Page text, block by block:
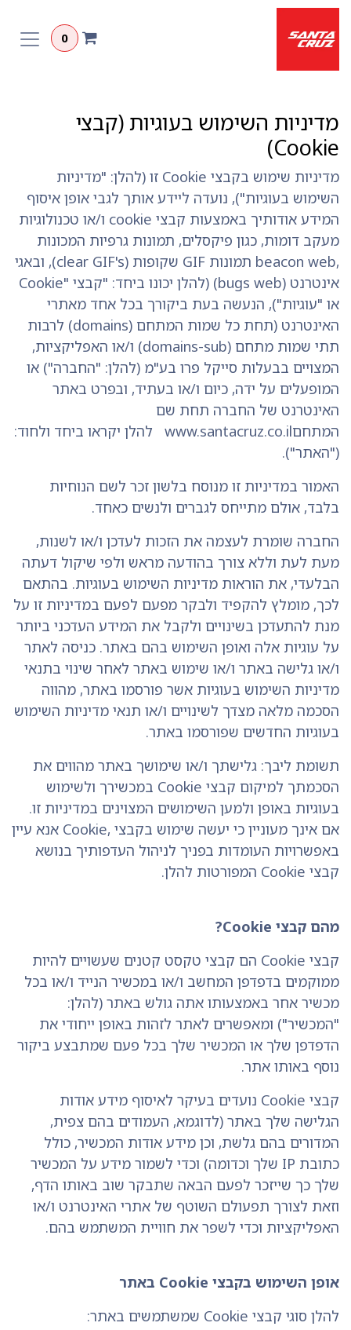
דלג לתוכן
0
מדיניות השימוש בעוגיות (קבצי
Cookie)
מדיניות שימוש בקבצי Cookie זו (להלן: "מדיניות
השימוש בעוגיות"), נועדה ליידע אותך לגבי אופן איסוף
המידע אודותיך באמצעות קבצי cookie ו/או טכנולוגיות
מעקב דומות, כגון פיקסלים, תמונות גרפיות המכונות
,beacon web תמונות GIF שקופות (clear GIF's), ובאגי
אינטרנט (bugs web) (להלן יכונו ביחד: "קבצי "Cookie
או "עוגיות"), הנעשה בעת ביקורך בכל אחד מאתרי
האינטרנט (תחת כל שמות המתחם (domains) לרבות
תתי שמות מתחם (domains-sub) ו/או האפליקציות,
המצויים בבעלות סייקל פרו בע"מ (להלן: "החברה") או
המופעלים על ידה, כיום ו/או בעתיד, ובפרט באתר
האינטרנט של החברה תחת שם
המתחםwww.santacruz.co.il להלן יקראו ביחד ולחוד:
("האתר").
האמור במדיניות זו מנוסח בלשון זכר לשם הנוחיות
בלבד, אולם מתייחס לגברים ולנשים כאחד.
החברה שומרת לעצמה את הזכות לעדכן ו/או לשנות,
מעת לעת וללא צורך בהודעה מראש ולפי שיקול דעתה
הבלעדי, את הוראות מדיניות השימוש בעוגיות. בהתאם
לכך, מומלץ להקפיד ולבקר מפעם לפעם במדיניות זו על
מנת להתעדכן בשינויים ולקבל את המידע העדכני ביותר
על עוגיות אלה ואופן השימוש בהם באתר. כניסה לאתר
ו/או גלישה באתר ו/או שימוש באתר לאחר שינוי בתנאי
מדיניות השימוש בעוגיות אשר פורסמו באתר, מהווה
הסכמה מלאה מצדך לשינויים ו/או תנאי מדיניות השימוש
בעוגיות החדשים שפורסמו באתר.
תשומת ליבך: גלישתך ו/או שימושך באתר מהווים את
הסכמתך למיקום קבצי Cookie במכשירך ולשימוש
בעוגיות באופן ולמען השימושים המצוינים במדיניות זו.
אם אינך מעוניין כי יעשה שימוש בקבצי ,Cookie אנא עיין
באפשרויות העומדות בפניך לניהול העדפותיך בנושא
קבצי Cookie המפורטות להלן.
מהם קבצי Cookie?
קבצי Cookie הם קבצי טקסט קטנים שעשויים להיות
ממוקמים בדפדפן המחשב ו/או במכשיר הנייד ו/או בכל
מכשיר אחר באמצעותו אתה גולש באתר (להלן:
"המכשיר") ומאפשרים לאתר לזהות באופן ייחודי את
הדפדפן שלך או המכשיר שלך בכל פעם שמתבצע ביקור
נוסף באותו אתר.
קבצי Cookie נועדים בעיקר לאיסוף מידע אודות
הגלישה שלך באתר (לדוגמא, העמודים בהם צפית,
המדורים בהם גלשת, וכן מידע אודות המכשיר, כולל
כתובת IP שלך וכדומה) וכדי לשמור מידע על המכשיר
שלך כך שייזכר לפעם הבאה שתבקר שוב באותו הדף,
וזאת לצורך תפעולם השוטף של אתרי האינטרנט ו/או
האפליקציות וכדי לשפר את חוויית המשתמש בהם.
אופן השימוש בקבצי Cookie באתר
להלן סוגי קבצי Cookie שמשתמשים באתר: